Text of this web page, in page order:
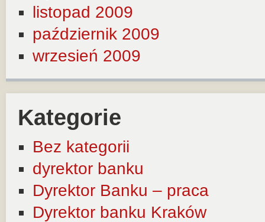
listopad 2009
październik 2009
wrzesień 2009
Kategorie
Bez kategorii
dyrektor banku
Dyrektor Banku – praca
Dyrektor banku Kraków